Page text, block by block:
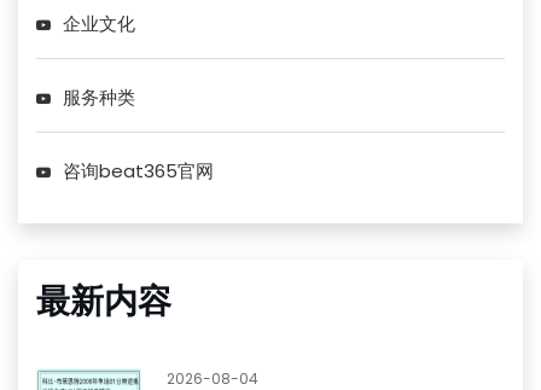
企业文化
服务种类
咨询beat365官网
最新内容
2026-08-04